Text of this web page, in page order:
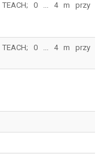
0 ... 4 m przy
0 ... 4 m przy